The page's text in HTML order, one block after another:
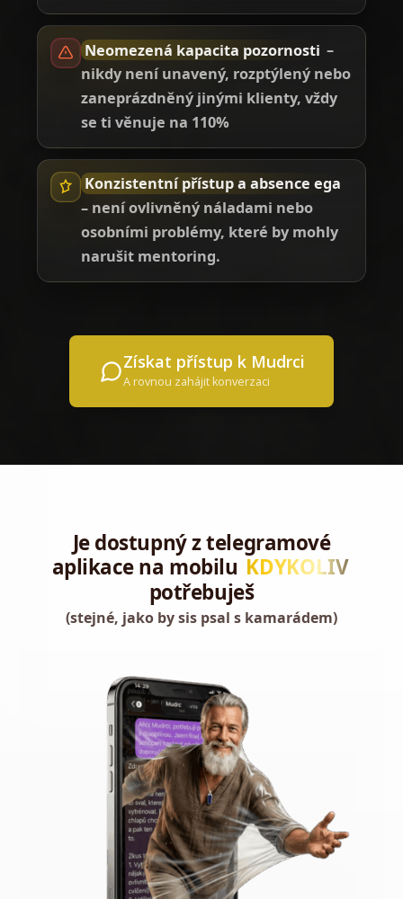
Neomezená kapacita pozornosti –
nikdy není unavený, rozptýlený nebo
zaneprázdněný jinými klienty, vždy
se ti věnuje na 110%
Konzistentní přístup a absence ega
– není ovlivněný náladami nebo
osobními problémy, které by mohly
narušit mentoring.
Získat přístup k Mudrci
A rovnou zahájit konverzaci
Je dostupný z telegramové
aplikace na mobilu KDYKOLIV
potřebuješ
(stejné, jako by sis psal s kamarádem)